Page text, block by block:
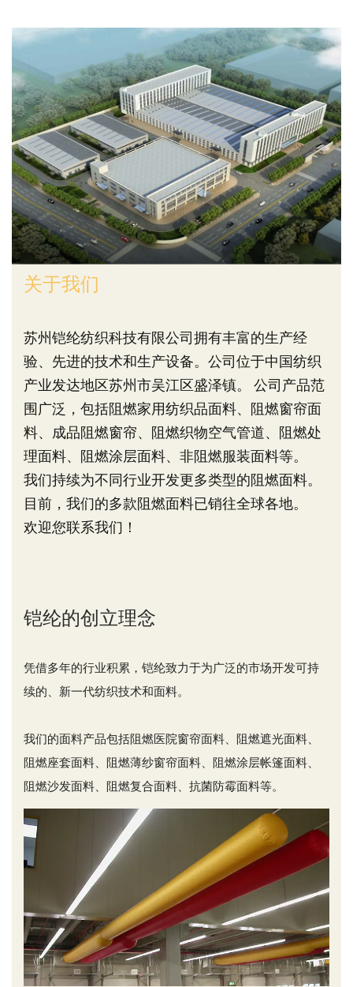
关于我们
苏州铠纶纺织科技有限公司拥有丰富的生产经
验、先进的技术和生产设备。公司位于中国纺织
产业发达地区苏州市吴江区盛泽镇。 公司产品范
围广泛，包括阻燃家用纺织品面料、阻燃窗帘面
料、成品阻燃窗帘、阻燃织物空气管道、阻燃处
理面料、阻燃涂层面料、非阻燃服装面料等。
我们持续为不同行业开发更多类型的阻燃面料。
目前，我们的多款阻燃面料已销往全球各地。
欢迎您联系我们！
铠纶的创立理念
凭借多年的行业积累，铠纶致力于为广泛的市场开发可持
续的、新一代纺织技术和面料。
我们的面料产品包括阻燃医院窗帘面料、阻燃遮光面料、
阻燃座套面料、阻燃薄纱窗帘面料、阻燃涂层帐篷面料、
阻燃沙发面料、阻燃复合面料、抗菌防霉面料等。